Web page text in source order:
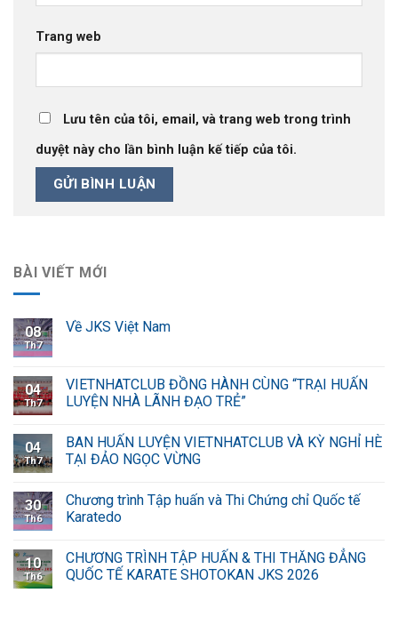
BÀI VIẾT MỚI
08
Th7
Về JKS Việt Nam
04
Th7
VIETNHATCLUB ĐỒNG HÀNH CÙNG “TRẠI HUẤN
LUYỆN NHÀ LÃNH ĐẠO TRẺ”
04
Th7
BAN HUẤN LUYỆN VIETNHATCLUB VÀ KỲ NGHỈ HÈ
TẠI ĐẢO NGỌC VỪNG
30
Th6
Chương trình Tập huấn và Thi Chứng chỉ Quốc tế
Karatedo
10
Th6
CHƯƠNG TRÌNH TẬP HUẤN & THI THĂNG ĐẲNG
QUỐC TẾ KARATE SHOTOKAN JKS 2026
Trang web
Lưu tên của tôi, email, và trang web trong trình
duyệt này cho lần bình luận kế tiếp của tôi.